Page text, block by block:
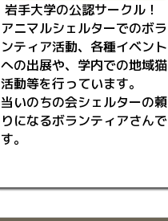
岩手大学の公認サークル！
アニマルシェルターでのボラ
ンティア活動、各種イベント
への出展や、学内での地域猫
活動等を行っています。
当いのちの会シェルターの頼
りになるボランティアさんで
す。